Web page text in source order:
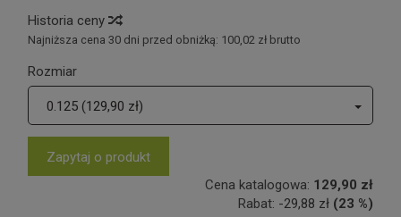
Historia ceny
Najniższa cena 30 dni przed obniżką: 100,02 zł brutto
Rozmiar
0.125 (129,90 zł)
Zapytaj o produkt
Cena katalogowa: 129,90 zł
Rabat: -29,88 zł (23 %)